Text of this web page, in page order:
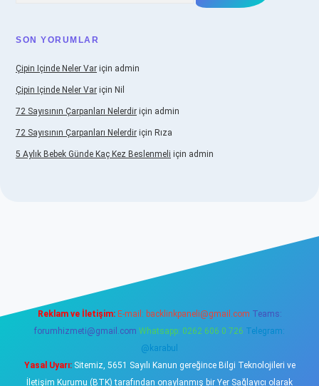
SON YORUMLAR
Çipin Içinde Neler Var için admin
Çipin Içinde Neler Var için Nil
72 Sayısının Çarpanları Nelerdir için admin
72 Sayısının Çarpanları Nelerdir için Rıza
5 Aylık Bebek Günde Kaç Kez Beslenmeli için admin
Reklam ve İletişim: E-mail: backlinkpaneli@gmail.com Teams:
forumhizmeti@gmail.com Whatsapp: 0262 606 0 726 Telegram:
@karabul
Yasal Uyarı:Sitemiz, 5651 Sayılı Kanun gereğince Bilgi Teknolojileri ve
İletişim Kurumu (BTK) tarafından onaylanmış bir Yer Sağlayıcı olarak